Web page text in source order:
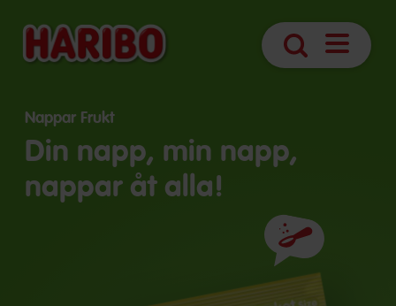
Sök
Öppna
Nappar Frukt
Din napp, min napp,
nappar åt alla!
Ingredienser